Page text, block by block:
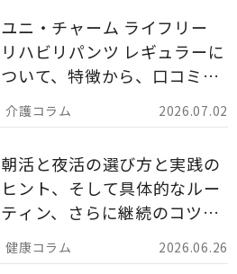
2026.07.02
ユニ・チャーム ライフリー
リハビリパンツ レギュラーに
ついて、特徴から、口コミ、
災害備蓄としての活用法まで
分かりやすく解説します。
2026.06.26
朝活と夜活の選び方と実践の
ヒント、そして具体的なルー
ティン、さらに継続のコツま
でを詳しくご紹介します。